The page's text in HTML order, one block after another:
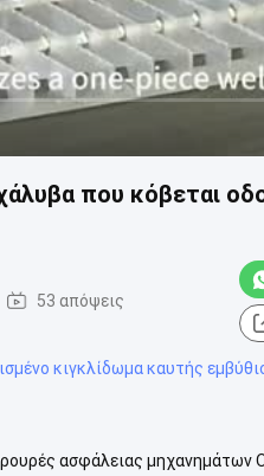
που κόβεται
53 απόψεις
κιγκλίδωμα καυτής
ασφάλειας μηχανημάτων